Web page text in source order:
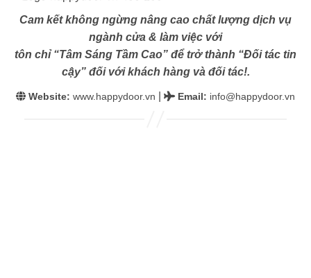
Cam kết không ngừng nâng cao chất lượng dịch vụ
ngành cửa & làm việc với
tôn chỉ “Tâm Sáng Tầm Cao” để trở thành “Đối tác tin
cậy” đối với khách hàng và đối tác!.
Website: www.happydoor.vn Email: info@happydoor.vn